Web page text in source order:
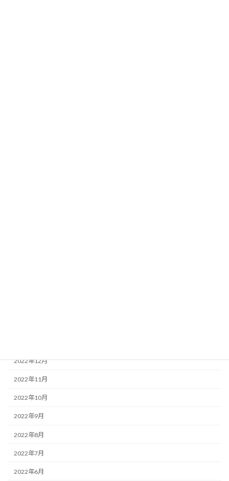
2022年12月
2022年11月
2022年10月
2022年9月
2022年8月
2022年7月
2022年6月